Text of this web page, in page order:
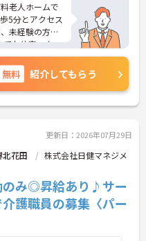
老人ホームで
5分とアクセス
未経験の方も
てお仕事スター
方はご面接の
問い合わせく
無料 紹介してもらう
更新日：2026年07月29日
花田
株式会社日健マネジメ
のみ◎昇給あり♪サー
護職員の募集〈パー